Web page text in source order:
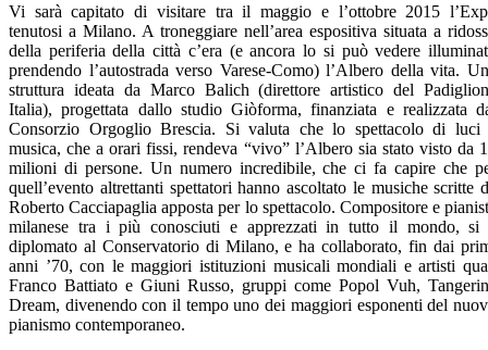
Vi sarà capitato di visitare tra il maggio e l’ottobre 2015
tenutosi a Milano. A troneggiare nell’area espositiva situata a
della periferia della città c’era (e ancora lo si può vedere
prendendo l’autostrada verso Varese-Como) l’Albero della vita.
struttura ideata da Marco Balich (direttore artistico del
Italia), progettata dallo studio Giòforma, finanziata e realizzata
Consorzio Orgoglio Brescia. Si valuta che lo spettacolo di luci
musica, che a orari fissi, rendeva “vivo” l’Albero sia stato visto da
milioni di persone. Un numero incredibile, che ci fa capire che
quell’evento altrettanti spettatori hanno ascoltato le musiche scritte
Roberto Cacciapaglia apposta per lo spettacolo. Compositore e
milanese tra i più conosciuti e apprezzati in tutto il mondo, si
diplomato al Conservatorio di Milano, e ha collaborato, fin dai
anni ’70, con le maggiori istituzioni musicali mondiali e artisti
Franco Battiato e Giuni Russo, gruppi come Popol Vuh,
Dream, divenendo con il tempo uno dei maggiori esponenti del
pianismo contemporaneo.